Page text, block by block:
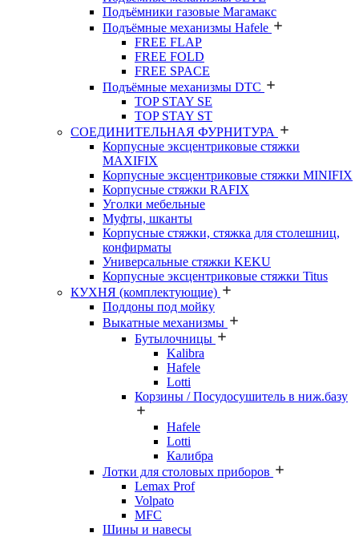
Подъёмники газовые Магамакс
Подъёмные механизмы Hafele
FREE FLAP
FREE FOLD
FREE SPACE
Подъёмные механизмы DTC
TOP STAY SE
TOP STAY ST
СОЕДИНИТЕЛЬНАЯ ФУРНИТУРА
Корпусные эксцентриковые стяжки
MAXIFIX
Корпусные эксцентриковые стяжки MINIFIX
Корпусные стяжки RAFIX
Уголки мебельные
Муфты, шканты
Корпусные стяжки, стяжка для столешниц,
конфирматы
Универсальные стяжки KEKU
Корпусные эксцентриковые стяжки Titus
КУХНЯ (комплектующие)
Поддоны под мойку
Выкатные механизмы
Бутылочницы
Kalibra
Hafele
Lotti
Корзины / Посудосушитель в ниж.базу
Hafele
Lotti
Калибра
Лотки для столовых приборов
Lemax Prof
Volpato
MFC
Шины и навесы